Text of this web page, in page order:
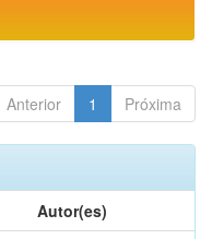
Anterior 1 Próxima
Autor(es)